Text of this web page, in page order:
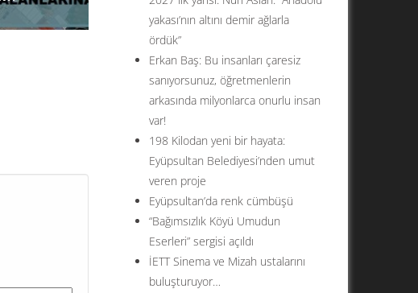
yakası’nın altını demir ağlarla
ördük”
Erkan Baş: Bu insanları çaresiz
sanıyorsunuz, öğretmenlerin
arkasında milyonlarca onurlu insan
var!
198 Kilodan yeni bir hayata:
Eyüpsultan Belediyesi’nden umut
veren proje
Eyüpsultan’da renk cümbüşü
“Bağımsızlık Köyü Umudun
Eserleri” sergisi açıldı
İETT Sinema ve Mizah ustalarını
buluşturuyor…